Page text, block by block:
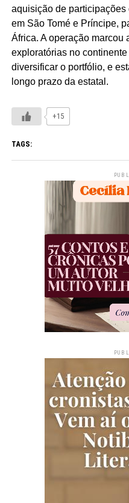
aquisição de
em São Tomé e Príncipe,
África. A operação marcou
exploratórias no
diversificar o portfólio, e
longo prazo da estatal.
+15
TAGS: